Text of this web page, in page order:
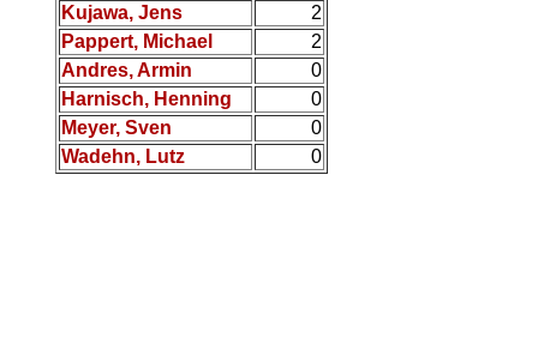
Kujawa, Jens
2
Pappert, Michael
2
Andres, Armin
0
Harnisch, Henning
0
Meyer, Sven
0
Wadehn, Lutz
0